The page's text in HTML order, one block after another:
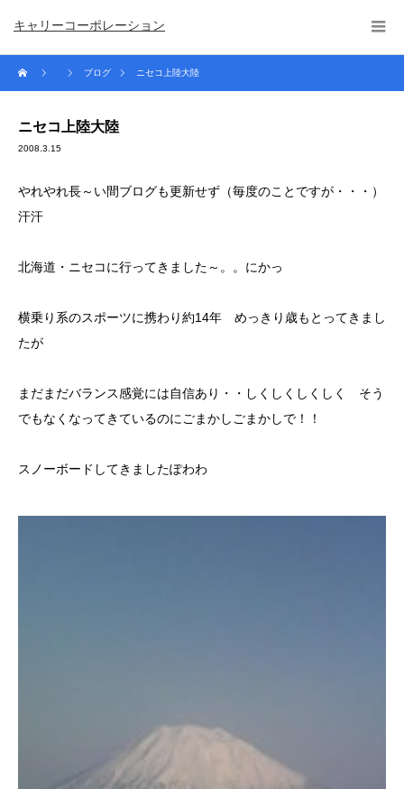
キャリーコーポレーション
ブログ ニセコ上陸大陸
ニセコ上陸大陸
2008.3.15
やれやれ長～い間ブログも更新せず（毎度のことですが・・・）
汗汗
北海道・ニセコに行ってきました～。。にかっ
横乗り系のスポーツに携わり約14年 めっきり歳もとってきまし
たが
まだまだバランス感覚には自信あり・・しくしくしくしく そう
でもなくなってきているのにごまかしごまかしで！！
スノーボードしてきましたぽわわ